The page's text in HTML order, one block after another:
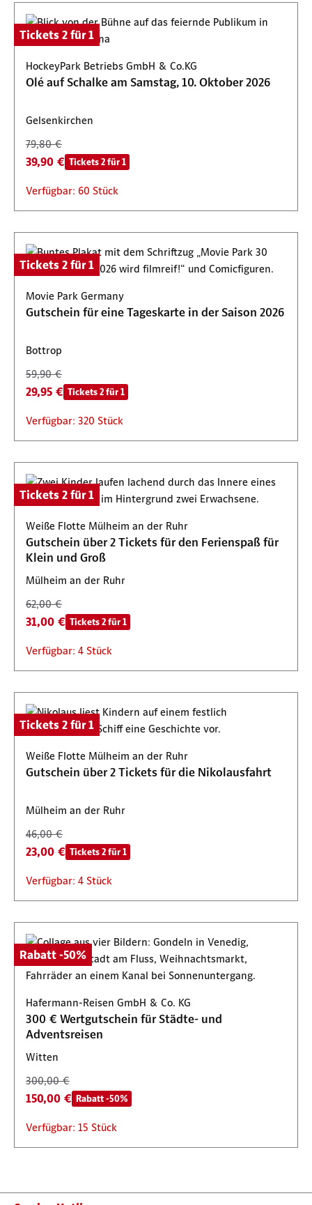
Tickets 2 für 1
HockeyPark Betriebs GmbH & Co.KG
Olé auf Schalke am Samstag, 10. Oktober 2026
Gelsenkirchen
79,80 €
39,90 € Tickets 2 für 1
Verfügbar: 60 Stück
Tickets 2 für 1
Movie Park Germany
Gutschein für eine Tageskarte in der Saison 2026
Bottrop
59,90 €
29,95 € Tickets 2 für 1
Verfügbar: 320 Stück
Tickets 2 für 1
Weiße Flotte Mülheim an der Ruhr
Gutschein über 2 Tickets für den Ferienspaß für
Klein und Groß
Mülheim an der Ruhr
62,00 €
31,00 € Tickets 2 für 1
Verfügbar: 4 Stück
Tickets 2 für 1
Weiße Flotte Mülheim an der Ruhr
Gutschein über 2 Tickets für die Nikolausfahrt
Mülheim an der Ruhr
46,00 €
23,00 € Tickets 2 für 1
Verfügbar: 4 Stück
Rabatt -50%
Hafermann-Reisen GmbH & Co. KG
300 € Wertgutschein für Städte- und
Adventsreisen
Witten
300,00 €
150,00 € Rabatt -50%
Verfügbar: 15 Stück